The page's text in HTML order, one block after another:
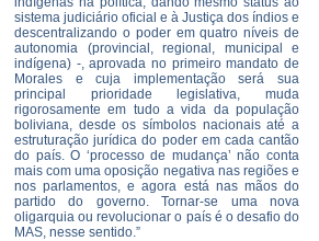
sistema judiciário oficial e à Justiça dos índios e
descentralizando o poder em quatro níveis de
autonomia (provincial, regional, municipal e
indígena) -, aprovada no primeiro mandato de
Morales e cuja implementação será sua
principal prioridade legislativa, muda
rigorosamente em tudo a vida da população
boliviana, desde os símbolos nacionais até a
estruturação jurídica do poder em cada cantão
do país. O ‘processo de mudança’ não conta
mais com uma oposição negativa nas regiões e
nos parlamentos, e agora está nas mãos do
partido do governo. Tornar-se uma nova
oligarquia ou revolucionar o país é o desafio do
MAS, nesse sentido.”